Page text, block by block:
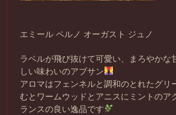
エミール ペルノ オーガスト ジュノ
ラベルが飛び抜けて可愛い、まろやかな
しい味わいのアブサン
アロマはフェンネルと調和のとれたグ
むとワームウッドとアニスにミントのア
ランスの良い逸品です